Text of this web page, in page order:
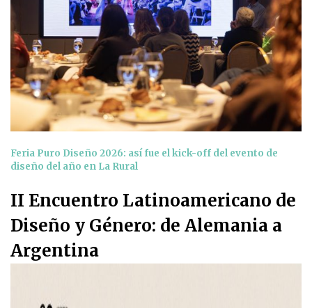
Feria Puro Diseño 2026: así fue el kick-off del evento de
diseño del año en La Rural
II Encuentro Latinoamericano de
Diseño y Género: de Alemania a
Argentina